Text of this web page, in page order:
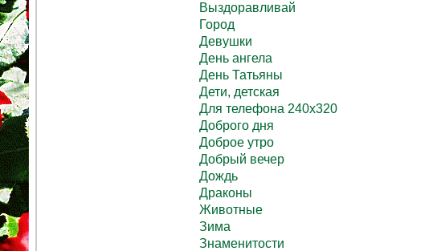
Выздоравливай
Город
Девушки
День ангела
День Татьяны
Дети, детская
Для телефона 240х320
Доброго дня
Доброе утро
Добрый вечер
Дождь
Драконы
Животные
Зима
Знаменитости